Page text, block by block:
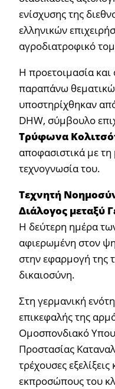
ενίσχυσης της
ελληνικών
αγροδιατροφικό
Η προετοιμασία
παραπάνω
υποστηρίχθηκαν
DHW, σύμβουλο
Τρύφωνα
αποφασιστικά με
τεχνογνωσία του.
Τεχνητή
Διάλογος μεταξύ
Η δεύτερη ημέρα
αφιερωμένη στον
στην εφαρμογή της
δικαιοσύνη.
Στη γερμανική
επικεφαλής της
Ομοσπονδιακό
Προστασίας
τρέχουσες
εκπροσώπους του